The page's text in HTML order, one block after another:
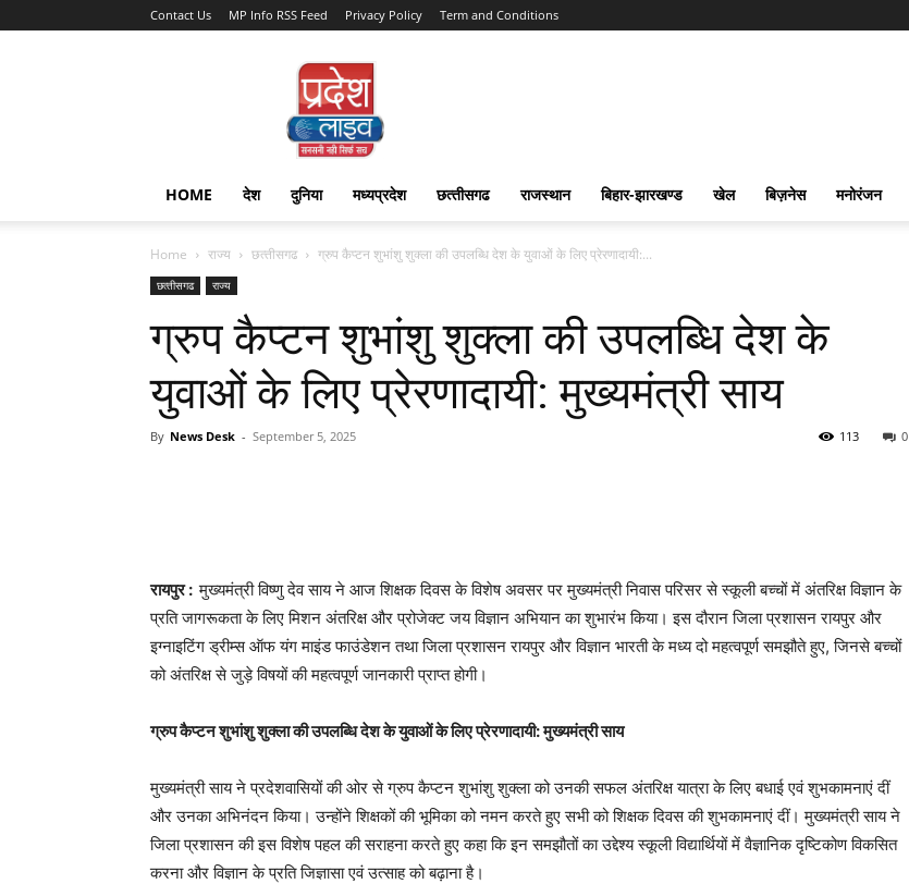
Contact Us MP Info RSS Feed Privacy Policy Term and Conditions
Pradesh
Live
HOME देश दुनिया मध्यप्रदेश छत्‍तीसगढ राजस्‍थान बिहार-झारखण्‍ड खेल बिज़नेस मनोरंजन
Home राज्‍य छत्‍तीसगढ ग्रुप कैप्टन शुभांशु शुक्ला की उपलब्धि देश के युवाओं के लिए प्रेरणादायी:...
छत्‍तीसगढ राज्‍य
ग्रुप कैप्टन शुभांशु शुक्ला की उपलब्धि देश के
युवाओं के लिए प्रेरणादायी: मुख्यमंत्री साय
By News Desk - September 5, 2025 0
113
रायपुर :मुख्यमंत्री विष्णु देव साय ने आज शिक्षक दिवस के विशेष अवसर पर मुख्यमंत्री निवास परिसर से स्कूली बच्चों में अंतरिक्ष विज्ञान के
प्रति जागरूकता के लिए मिशन अंतरिक्ष और प्रोजेक्ट जय विज्ञान अभियान का शुभारंभ किया। इस दौरान जिला प्रशासन रायपुर और
इग्नाइटिंग ड्रीम्स ऑफ यंग माइंड फाउंडेशन तथा जिला प्रशासन रायपुर और विज्ञान भारती के मध्य दो महत्वपूर्ण समझौते हुए, जिनसे बच्चों
को अंतरिक्ष से जुड़े विषयों की महत्वपूर्ण जानकारी प्राप्त होगी।
ग्रुप कैप्टन शुभांशु शुक्ला की उपलब्धि देश के युवाओं के लिए प्रेरणादायी: मुख्यमंत्री साय
मुख्यमंत्री साय ने प्रदेशवासियों की ओर से ग्रुप कैप्टन शुभांशु शुक्ला को उनकी सफल अंतरिक्ष यात्रा के लिए बधाई एवं शुभकामनाएं दीं
और उनका अभिनंदन किया। उन्होंने शिक्षकों की भूमिका को नमन करते हुए सभी को शिक्षक दिवस की शुभकामनाएं दीं। मुख्यमंत्री साय ने
जिला प्रशासन की इस विशेष पहल की सराहना करते हुए कहा कि इन समझौतों का उद्देश्य स्कूली विद्यार्थियों में वैज्ञानिक दृष्टिकोण विकसित
करना और विज्ञान के प्रति जिज्ञासा एवं उत्साह को बढ़ाना है।